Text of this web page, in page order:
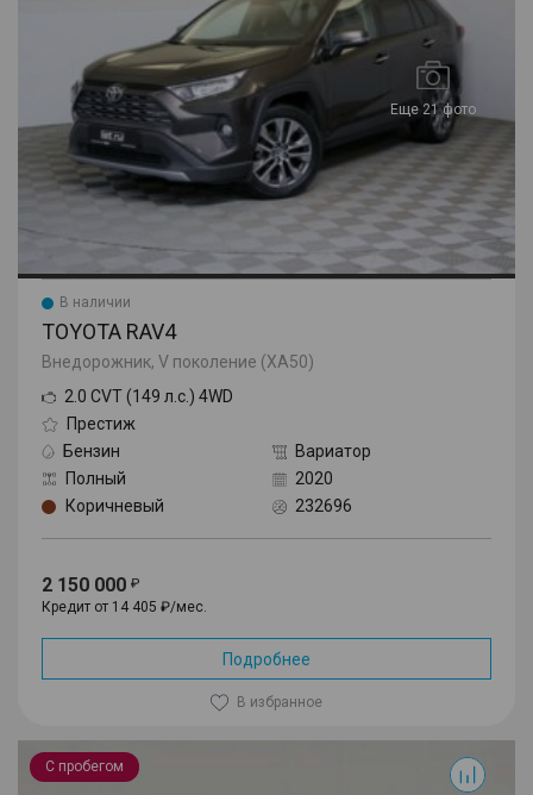
Еще 21 фото
В наличии
TOYOTA RAV4
Внедорожник, V поколение (XA50)
2.0 CVT (149 л.с.) 4WD
Престиж
Бензин
Вариатор
Полный
2020
Коричневый
232696
2 150 000
Кредит от 14 405 ₽/мес.
Подробнее
В избранное
С пробегом
RAV4